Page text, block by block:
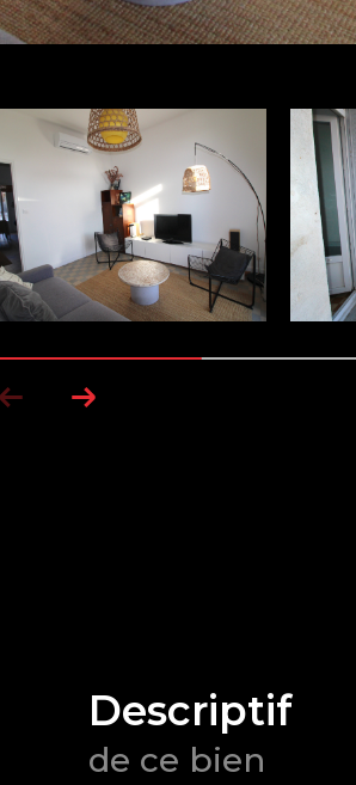
descriptif
de ce bien